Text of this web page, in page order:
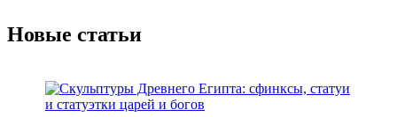
Новые статьи